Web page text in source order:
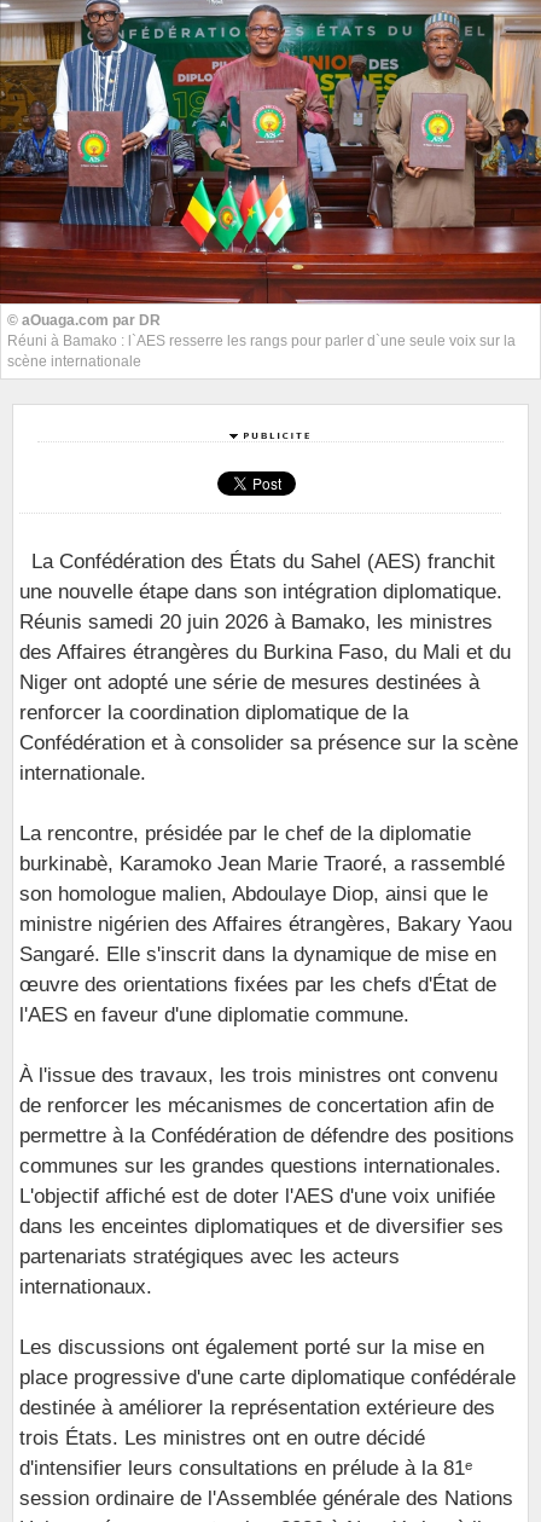
© aOuaga.com par DR
Réuni à Bamako : l`AES resserre les rangs pour parler d`une seule voix sur la
scène internationale
La Confédération des États du Sahel (AES) franchit
une nouvelle étape dans son intégration diplomatique.
Réunis samedi 20 juin 2026 à Bamako, les ministres
des Affaires étrangères du Burkina Faso, du Mali et du
Niger ont adopté une série de mesures destinées à
renforcer la coordination diplomatique de la
Confédération et à consolider sa présence sur la scène
internationale.
La rencontre, présidée par le chef de la diplomatie
burkinabè, Karamoko Jean Marie Traoré, a rassemblé
son homologue malien, Abdoulaye Diop, ainsi que le
ministre nigérien des Affaires étrangères, Bakary Yaou
Sangaré. Elle s'inscrit dans la dynamique de mise en
œuvre des orientations fixées par les chefs d'État de
l'AES en faveur d'une diplomatie commune.
À l'issue des travaux, les trois ministres ont convenu
de renforcer les mécanismes de concertation afin de
permettre à la Confédération de défendre des positions
communes sur les grandes questions internationales.
L'objectif affiché est de doter l'AES d'une voix unifiée
dans les enceintes diplomatiques et de diversifier ses
partenariats stratégiques avec les acteurs
internationaux.
Les discussions ont également porté sur la mise en
place progressive d'une carte diplomatique confédérale
destinée à améliorer la représentation extérieure des
trois États. Les ministres ont en outre décidé
d'intensifier leurs consultations en prélude à la 81ᵉ
session ordinaire de l'Assemblée générale des Nations